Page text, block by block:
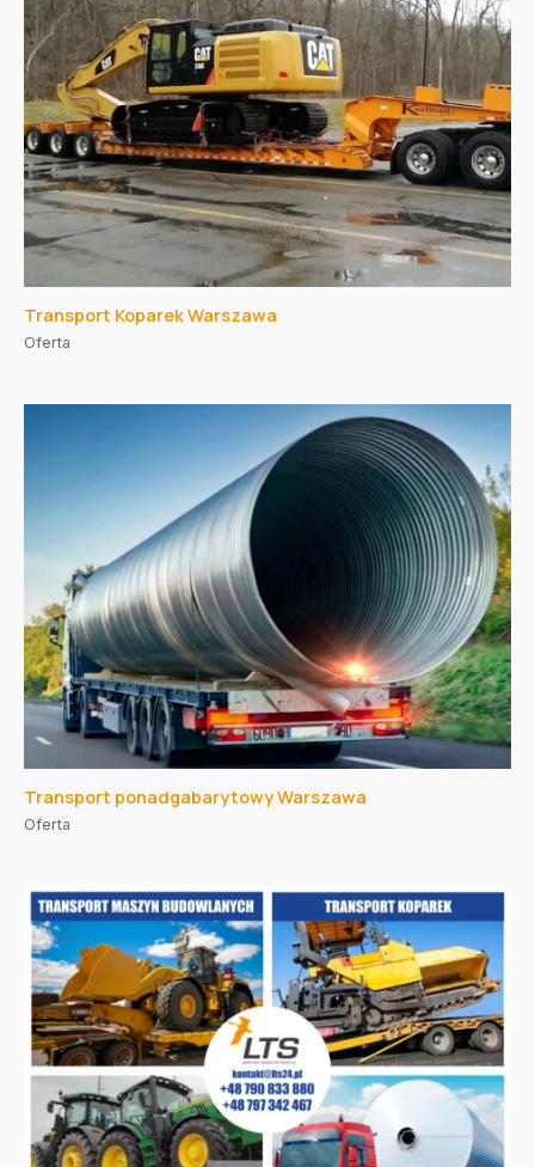
Transport Koparek Warszawa
Oferta
Transport ponadgabarytowy Warszawa
Oferta